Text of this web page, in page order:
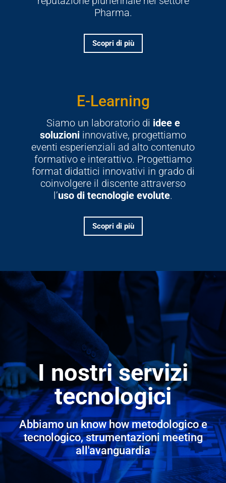
Pharma.
Scopri di più
E-Learning
Siamo un laboratorio di idee e
soluzioni innovative, progettiamo
eventi esperienziali ad alto contenuto
formativo e interattivo. Progettiamo
format didattici innovativi in grado di
coinvolgere il discente attraverso
l’uso di tecnologie evolute.
Scopri di più
I nostri servizi
tecnologici
Abbiamo un know how metodologico e
tecnologico, strumentazioni meeting
all'avanguardia